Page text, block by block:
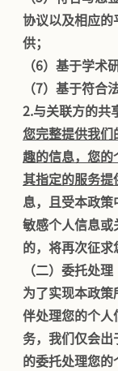
协议以及相应的
供；
（6）基于学术
（7）基于符合
2.与关联方的共
您完整提供我们
趣的信息，您的
其指定的服务提
息，且受本政
敏感个人信息或
的，将再次征求
（二）委托处理
为了实现本政策
伴处理您的个人
务，我们仅会出
的委托处理您的